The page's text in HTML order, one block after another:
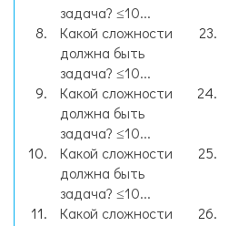
задача? ≤10...
Какой сложности
должна быть
задача? ≤10...
Какой сложности
должна быть
задача? ≤10...
Какой сложности
должна быть
задача? ≤10...
Какой сложности